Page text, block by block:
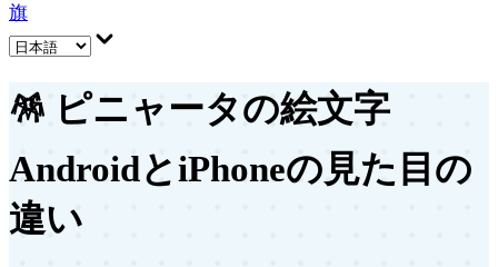
旗
🪅 ピニャータの絵文字
AndroidとiPhoneの見た目の
違い